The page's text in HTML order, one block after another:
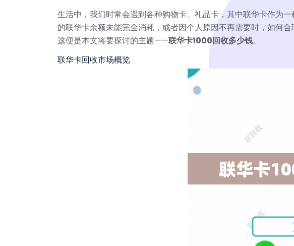
生活中，我们时常会遇到各种购物卡、礼品卡，其中联华卡作为
的联华卡余额未能完全消耗，或者因个人原因不再需要时，如何
这便是本文将要探讨的主题——联华卡1000回收多少钱。
联华卡回收市场概览